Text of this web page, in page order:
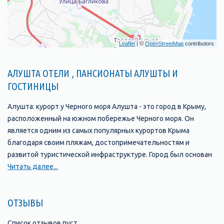
Leaflet| ©OpenStreetMap contributors
АЛУШТА ОТЕЛИ , ПАНСИОНАТЫ АЛУШТЫ И
ГОСТИНИЦЫ
Алушта: курорт у Черного моря Алушта - это город в Крыму,
расположенный на южном побережье Черного моря. Он
является одним из самых популярных курортов Крыма
благодаря своим пляжам, достопримечательностям и
развитой туристической инфраструктуре. Город был основан
в 1837 году и с тех пор стал одним из главных туристических
предлагают своим гостям комфортабельные номера и
Читать далее...
ОТЗЫВЫ